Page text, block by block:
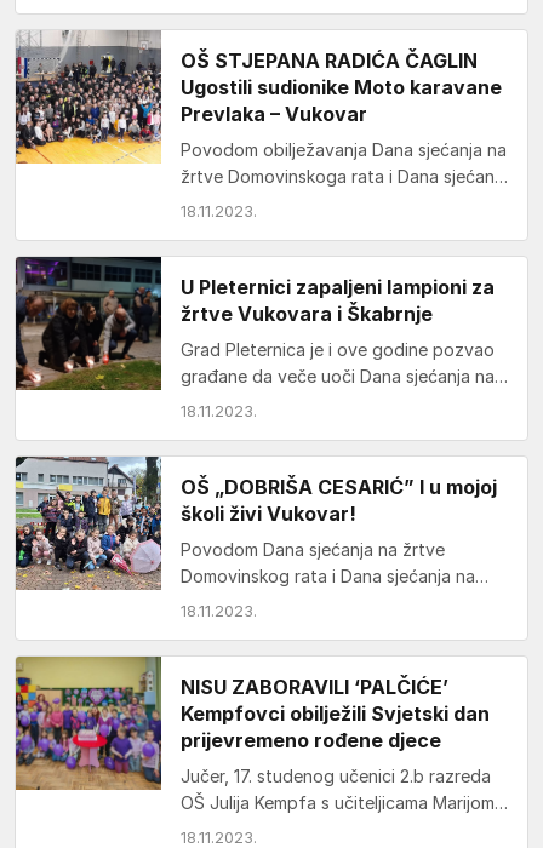
OŠ STJEPANA RADIĆA ČAGLIN
Ugostili sudionike Moto karavane
Prevlaka – Vukovar
Povodom obilježavanja Dana sjećanja na
žrtve Domovinskoga rata i Dana sjećanja
na žrtvu Vukovara i Škabrnje, naša je
18.11.2023.
U Pleternici zapaljeni lampioni za
žrtve Vukovara i Škabrnje
Grad Pleternica je i ove godine pozvao
građane da veče uoči Dana sjećanja na
žrtve Domovinskog rata i Dana
18.11.2023.
OŠ „DOBRIŠA CESARIĆ” I u mojoj
školi živi Vukovar!
Povodom Dana sjećanja na žrtve
Domovinskog rata i Dana sjećanja na
žrtvu Vukovara i Škabrnje, učenici i
18.11.2023.
NISU ZABORAVILI ‘PALČIĆE’
Kempfovci obilježili Svjetski dan
prijevremeno rođene djece
Jučer, 17. studenog učenici 2.b razreda
OŠ Julija Kempfa s učiteljicama Marijom
Rabić i Marijom Knajs obilježili su Svjetski
18.11.2023.